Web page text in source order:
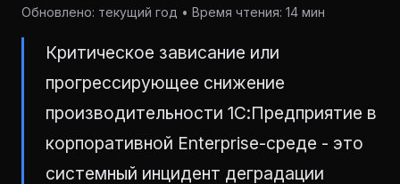
Обновлено: текущий год • Время чтения: 14 мин
Критическое зависание или
прогрессирующее снижение
производительности 1С:Предприятие в
корпоративной Enterprise-среде - это
системный инцидент деградации